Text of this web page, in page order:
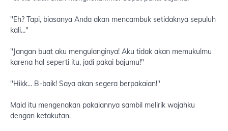
"Eh? Tapi, biasanya Anda akan mencambuk setidaknya sepuluh
kali..."
"Jangan buat aku mengulanginya! Aku tidak akan memukulmu
karena hal seperti itu, jadi pakai bajumu!"
"Hikk... B-baik! Saya akan segera berpakaian!"
Maid itu mengenakan pakaiannya sambil melirik wajahku
dengan ketakutan.